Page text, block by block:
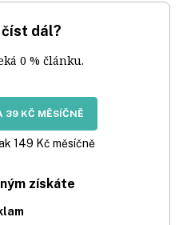
dál?
0 % článku.
39 KČ MĚSÍČNĚ
149 Kč měsíčně
získáte